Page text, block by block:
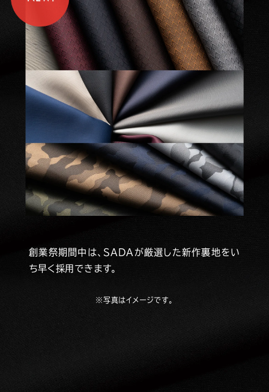
創業祭期間中は、 SADAが厳選した新作裏地をい
ち早く採用できます。
※写真はイメージです。